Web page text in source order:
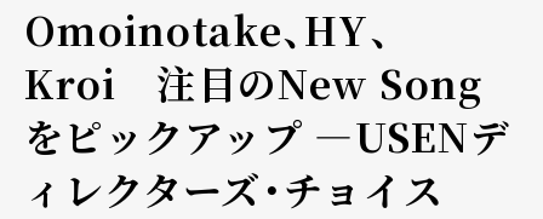
Omoinotake、HY、
Kroi 注目のNew Song
をピックアップ ―USENデ
ィレクターズ・チョイス